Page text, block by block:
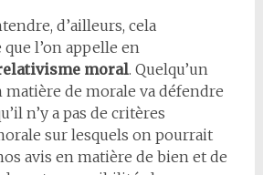
d’ailleurs, cela
l’on appelle en
moral. Quelqu’un
de morale va défendre
n’y a pas de critères
sur lesquels on pourrait
avis en matière de bien et de